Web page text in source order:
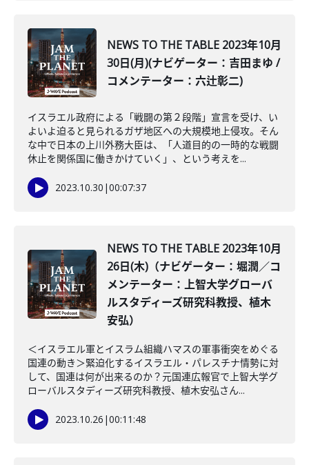
NEWS TO THE TABLE 2023年10月
30日(月)(ナビゲーター：吉田まゆ /
コメンテーター：六辻彰二)
イスラエル政府による「戦闘の第２段階」宣言を受け、い
よいよ迫ると見られるガザ地区への大規模地上侵攻。そん
な中で日本の上川外務大臣は、「人道目的の一時的な戦闘
休止を関係国に働きかけていく」、という考えを...
2023.10.30 |00:07:37
NEWS TO THE TABLE 2023年10月
26日(木)（ナビゲーター：堀潤／コ
メンテーター：上智大学グローバ
ルスタディーズ研究科教授、植木
安弘）
＜イスラエル軍とイスラム組織ハマスの軍事衝突をめぐる
国連の動き＞緊迫化するイスラエル・パレスチナ情勢に対
して、国連は何が出来るのか？元国連広報官で上智大学グ
ローバルスタディーズ研究科教授、植木安弘さん...
2023.10.26 |00:11:48